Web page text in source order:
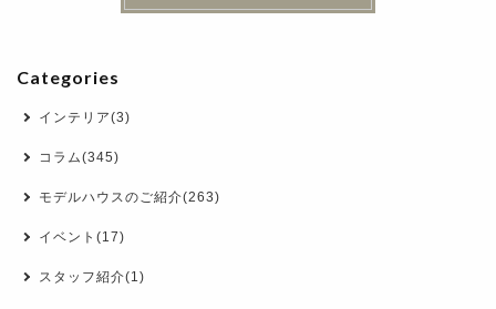
Categories
インテリア(3)
コラム(345)
モデルハウスのご紹介(263)
イベント(17)
スタッフ紹介(1)